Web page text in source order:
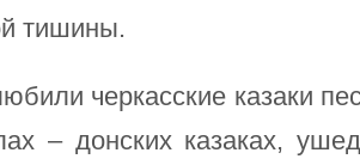
тишины.
черкасские казаки
– донских казаках,